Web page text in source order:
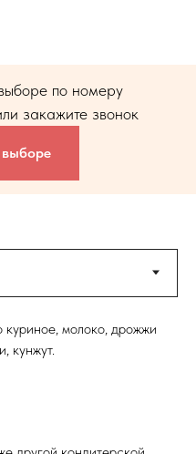
по номеру
закажите звонок
куриное, молоко, дрожжи
кунжут.